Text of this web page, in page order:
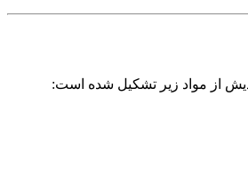
از مواد زیر تشکیل شده است: